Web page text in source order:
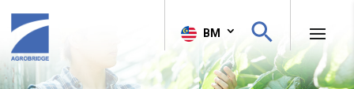
BM